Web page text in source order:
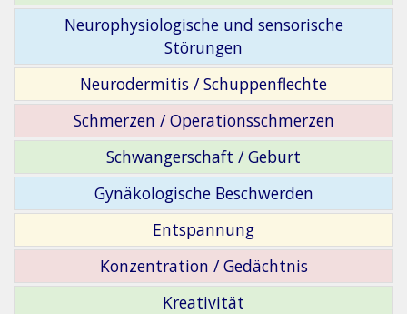
Neurophysiologische und sensorische
Störungen
Neurodermitis / Schuppenflechte
Schmerzen / Operationsschmerzen
Schwangerschaft / Geburt
Gynäkologische Beschwerden
Entspannung
Konzentration / Gedächtnis
Kreativität